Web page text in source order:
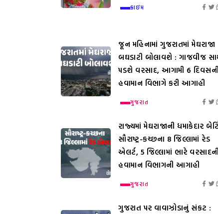
ક્રાઇમ
જૂન મહિનામાં ગુજરાતમાં મેઘરાજા
બઘડાટી બોલાવશે : ગાજવીજ
પડશે વરસાદ, આગામી 6 દિવસની
હવામાન વિભાગે કરી આગાહી
ગુજરાત
રાજ્યમાં મેઘરાજાની ધમાકેદાર
સૌરાષ્ટ્ર-કચ્છના 8 જિલ્લામાં રેડ
એલર્ટ, 5 જિલ્લામાં ભારે વરસાદની
હવામાન વિભાગની આગાહી
ગુજરાત
ગુજરાત પર વાવાઝોડાનું સંકટ :